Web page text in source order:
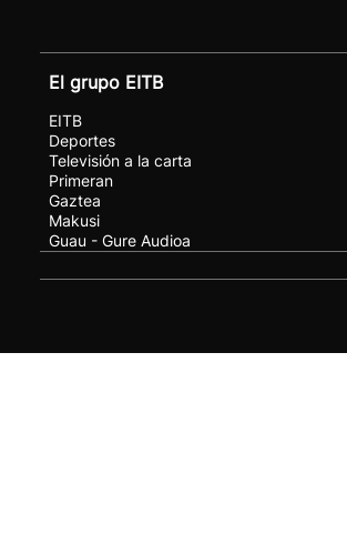
El grupo EITB
EITB
Deportes
Televisión a la carta
Primeran
Gaztea
Makusi
Guau - Gure Audioa